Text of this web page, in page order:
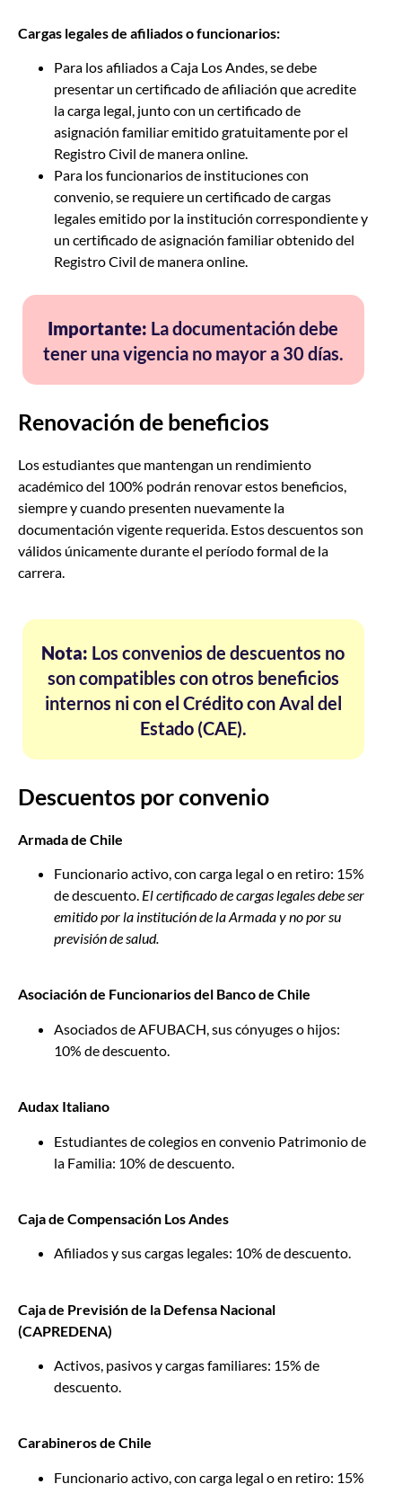
Cargas legales de afiliados o funcionarios:
Para los afiliados a Caja Los Andes, se debe
presentar un certificado de afiliación que acredite
la carga legal, junto con un certificado de
asignación familiar emitido gratuitamente por el
Registro Civil de manera online.
Para los funcionarios de instituciones con
convenio, se requiere un certificado de cargas
legales emitido por la institución correspondiente y
un certificado de asignación familiar obtenido del
Registro Civil de manera online.
Importante: La documentación debe
tener una vigencia no mayor a 30 días.
Renovación de beneficios
Los estudiantes que mantengan un rendimiento
académico del 100% podrán renovar estos beneficios,
siempre y cuando presenten nuevamente la
documentación vigente requerida. Estos descuentos son
válidos únicamente durante el período formal de la
carrera.
Nota: Los convenios de descuentos no
son compatibles con otros beneficios
internos ni con el Crédito con Aval del
Estado (CAE).
Descuentos por convenio
Armada de Chile
Funcionario activo, con carga legal o en retiro: 15%
de descuento. El certificado de cargas legales debe ser
emitido por la institución de la Armada y no por su
previsión de salud.
Asociación de Funcionarios del Banco de Chile
Asociados de AFUBACH, sus cónyuges o hijos:
10% de descuento.
Audax Italiano
Estudiantes de colegios en convenio Patrimonio de
la Familia: 10% de descuento.
Caja de Compensación Los Andes
Afiliados y sus cargas legales: 10% de descuento.
Caja de Previsión de la Defensa Nacional
(CAPREDENA)
Activos, pasivos y cargas familiares: 15% de
descuento.
Carabineros de Chile
Funcionario activo, con carga legal o en retiro: 15%